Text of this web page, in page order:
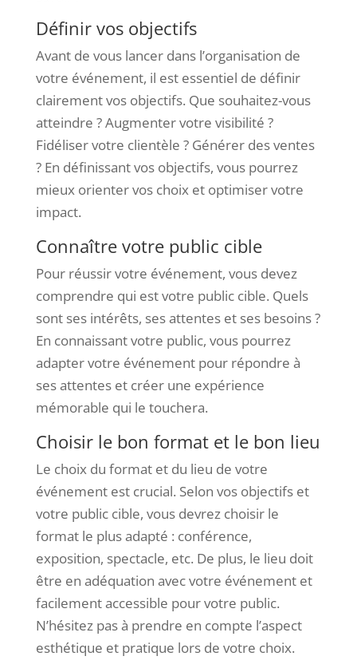
Définir vos objectifs
Avant de vous lancer dans l’organisation de
votre événement, il est essentiel de définir
clairement vos objectifs. Que souhaitez-vous
atteindre ? Augmenter votre visibilité ?
Fidéliser votre clientèle ? Générer des ventes
? En définissant vos objectifs, vous pourrez
mieux orienter vos choix et optimiser votre
impact.
Connaître votre public cible
Pour réussir votre événement, vous devez
comprendre qui est votre public cible. Quels
sont ses intérêts, ses attentes et ses besoins ?
En connaissant votre public, vous pourrez
adapter votre événement pour répondre à
ses attentes et créer une expérience
mémorable qui le touchera.
Choisir le bon format et le bon lieu
Le choix du format et du lieu de votre
événement est crucial. Selon vos objectifs et
votre public cible, vous devrez choisir le
format le plus adapté : conférence,
exposition, spectacle, etc. De plus, le lieu doit
être en adéquation avec votre événement et
facilement accessible pour votre public.
N’hésitez pas à prendre en compte l’aspect
esthétique et pratique lors de votre choix.